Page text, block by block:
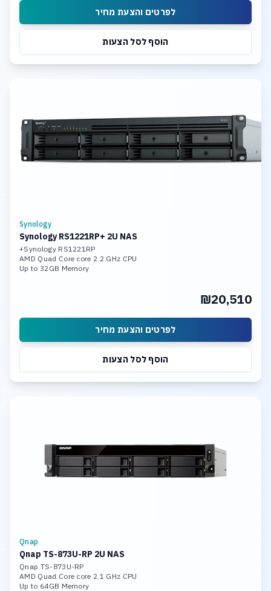
לפרטים והצעת מחיר
הוסף לסל הצעות
Synology
Synology RS1221RP+ 2U NAS
Synology RS1221RP+
AMD Quad Core core 2.2 GHz CPU
Up to 32GB Memory
₪20,510
לפרטים והצעת מחיר
הוסף לסל הצעות
Qnap
Qnap TS-873U-RP 2U NAS
Qnap TS-873U-RP
AMD Quad Core core 2.1 GHz CPU
Up to 64GB Memory